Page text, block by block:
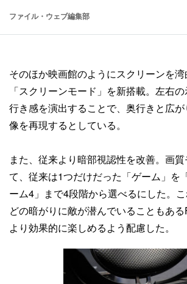
ファイル・ウェブ編集部
そのほか映画館のようにスクリーンを
「スクリーンモード」を新搭載。左右
行き感を演出することで、奥行きと広
像を再現するとしている。
また、従来より暗部視認性を改善。画
て、従来は1つだけだった「ゲーム」を
ーム4」まで4段階から選べるにした。
どの暗がりに敵が潜んでいることもあ
より効果的に楽しめるよう配慮した。